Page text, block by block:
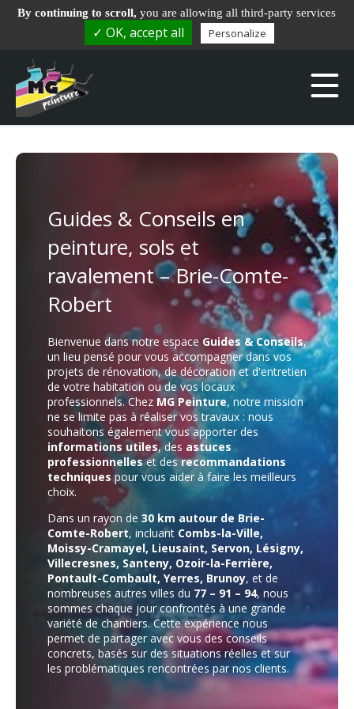
06.72.93.95.48
1 Allée des Bauges - 77166 GRISY-SUISNES
Guides & Conseils en
peinture, sols et
ravalement – Brie-Comte-
Robert
Bienvenue dans notre espace Guides & Conseils,
un lieu pensé pour vous accompagner dans vos
projets de rénovation, de décoration et d'entretien
de votre habitation ou de vos locaux
professionnels. Chez MG Peinture, notre mission
ne se limite pas à réaliser vos travaux : nous
souhaitons également vous apporter des
informations utiles, des astuces
professionnelleset desrecommandations
techniques pour vous aider à faire les meilleurs
choix.
Dans un rayon de 30 km autour de Brie-
Comte-Robert, incluant Combs-la-Ville,
Moissy-Cramayel, Lieusaint, Servon, Lésigny,
Villecresnes, Santeny, Ozoir-la-Ferrière,
Pontault-Combault, Yerres, Brunoy, et de
nombreuses autres villes du 77 – 91 – 94, nous
sommes chaque jour confrontés à une grande
variété de chantiers. Cette expérience nous
permet de partager avec vous des conseils
concrets, basés sur des situations réelles et sur
les problématiques rencontrées par nos clients.
By continuing to scroll, you are allowing all third-party services
✓ OK, accept all Personalize